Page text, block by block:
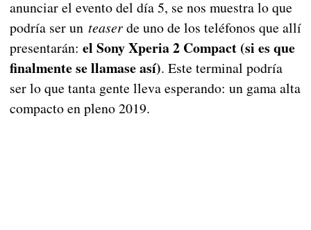
anunciar el evento del día 5, se nos muestra lo que
podría ser un teaserde uno de los teléfonos que allí
presentarán: el Sony Xperia 2 Compact (si es que
finalmente se llamase así). Este terminal podría
ser lo que tanta gente lleva esperando: un gama alta
compacto en pleno 2019.